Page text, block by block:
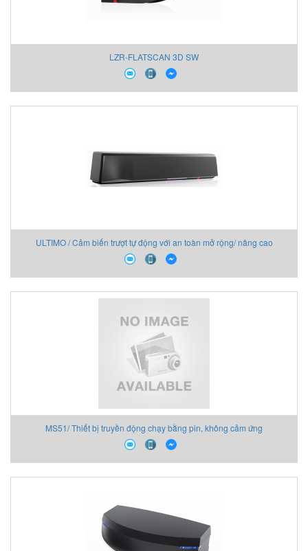
LZR-FLATSCAN 3D SW
ULTIMO / Cảm biến trượt tự động với an toàn mở rộng/ nâng cao
MS51/ Thiết bị truyền động chạy bằng pin, không cảm ứng